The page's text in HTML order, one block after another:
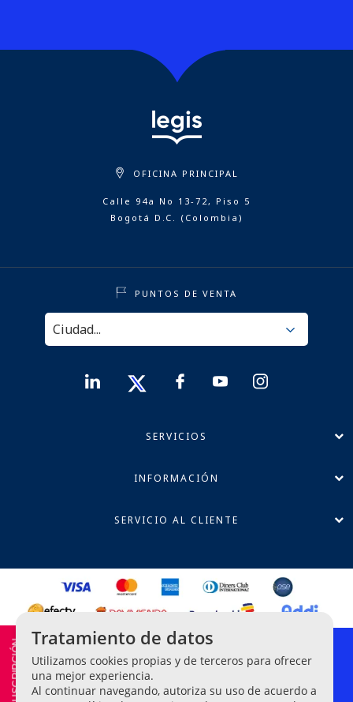
OFICINA PRINCIPAL
Calle 94a No 13-72, Piso 5
Bogotá D.C. (Colombia)
PUNTOS DE VENTA
SERVICIOS
INFORMACIÓN
SERVICIO AL CLIENTE
Política de Privacidad
Términos y Condiciones
Línea Ética de Denuncias
Tratamiento de datos
Utilizamos cookies propias y de terceros para ofrecer
una mejor experiencia.
Al continuar navegando, autoriza su uso de acuerdo a